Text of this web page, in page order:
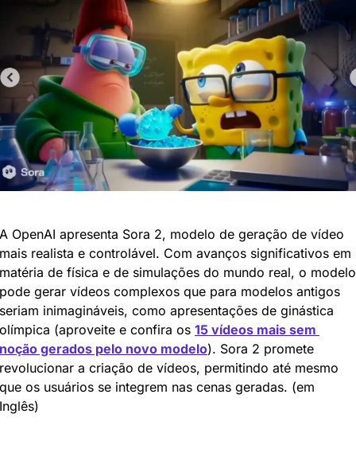
A OpenAI apresenta Sora 2, modelo de geração de vídeo
mais realista e controlável. Com avanços significativos em
matéria de física e de simulações do mundo real, o modelo
pode gerar vídeos complexos que para modelos antigos
seriam inimagináveis, como apresentações de ginástica
olímpica (aproveite e confira os 15 vídeos mais sem
noção gerados pelo novo modelo). Sora 2 promete
revolucionar a criação de vídeos, permitindo até mesmo
que os usuários se integrem nas cenas geradas. (em
Inglês)